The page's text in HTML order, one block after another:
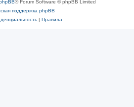
® Forum Software © phpBB Limited
поддержка phpBB
| Правила